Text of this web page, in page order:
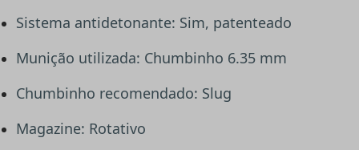
Sistema antidetonante: Sim, patenteado
Munição utilizada: Chumbinho 6.35 mm
Chumbinho recomendado: Slug
Magazine: Rotativo